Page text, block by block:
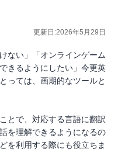
更新日:2026年5月29日
ない」「オンラインゲーム
きるようにしたい」今更英
っては、画期的なツールと
とで、対応する言語に翻訳
を理解できるようになるの
を利用する際にも役立ちま